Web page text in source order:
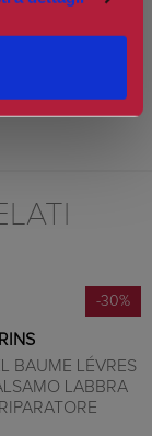
sulla
-30%
BAUME LÉVRES
LABBRA